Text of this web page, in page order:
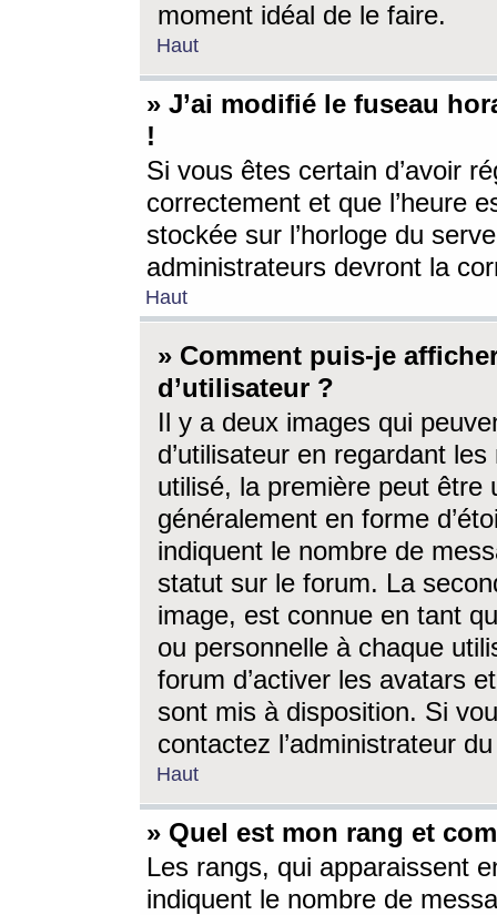
moment idéal de le faire.
Haut
» J’ai modifié le fuseau
!
Si vous êtes certain d’avoir
correctement et que l’heure
stockée sur l’horloge du
administrateurs devront la
Haut
» Comment puis-je
d’utilisateur ?
Il y a deux images qui
d’utilisateur en regardant
utilisé, la première peut être
généralement en forme
indiquent le nombre de
statut sur le forum. La
image, est connue en tant
ou personnelle à chaque
forum d’activer les avatars
sont mis à disposition. Si
contactez l’administrateur
Haut
» Quel est mon rang et
Les rangs, qui apparaissent
indiquent le nombre de